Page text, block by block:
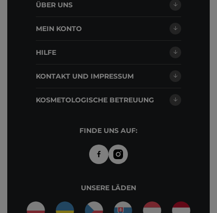
ÜBER UNS
MEIN KONTO
HILFE
KONTAKT UND IMPRESSUM
KOSMETOLOGISCHE BETREUUNG
FINDE UNS AUF:
UNSERE LÄDEN